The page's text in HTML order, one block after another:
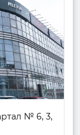
№ 6, 3,